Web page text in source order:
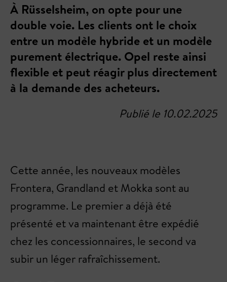
À Rüsselsheim, on opte pour une
double voie. Les clients ont le choix
entre un modèle hybride et un modèle
purement électrique. Opel reste ainsi
flexible et peut réagir plus directement
à la demande des acheteurs.
Publié le 10.02.2025
Cette année, les nouveaux modèles
Frontera, Grandland et Mokka sont au
programme. Le premier a déjà été
présenté et va maintenant être expédié
chez les concessionnaires, le second va
subir un léger rafraîchissement.